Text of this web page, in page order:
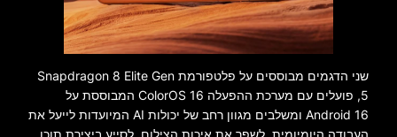
שני הדגמים מבוססים על פלטפורמת Snapdragon 8 Elite Gen
5, פועלים עם מערכת ההפעלה ColorOS 16 המבוססת על
Android 16 ומשלבים מגוון רחב של יכולות AI המיועדות לייעל את
העבודה היומיומית, לשפר את איכות הצילום, לסייע ביצירת תוכן